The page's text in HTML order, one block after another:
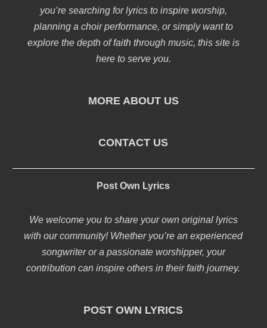
you’re searching for lyrics to inspire worship,
planning a choir performance, or simply want to
explore the depth of faith through music, this site is
here to serve you.
MORE ABOUT US
CONTACT US
Post Own Lyrics
We welcome you to share your own original lyrics
with our community! Whether you’re an experienced
songwriter or a passionate worshipper, your
contribution can inspire others in their faith journey.
POST OWN LYRICS